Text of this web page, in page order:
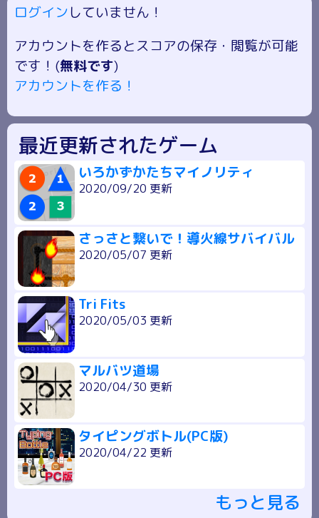
ログインしていません！
アカウントを作るとスコアの保存・閲覧が可能
です！(無料です)
アカウントを作る！
最近更新されたゲーム
いろかずかたちマイノリティ
2020/09/20 更新
さっさと繋いで！導火線サバイバル
2020/05/07 更新
Tri Fits
2020/05/03 更新
マルバツ道場
2020/04/30 更新
タイピングボトル(PC版)
2020/04/22 更新
もっと見る